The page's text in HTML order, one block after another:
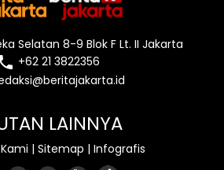
Selatan 8-9 Blok F Lt. II Jakarta
+62 21 3822356
LAINNYA
| Sitemap | Infografis